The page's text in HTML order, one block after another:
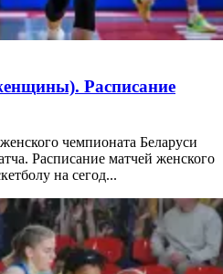
Расписание
чемпионата Беларуси
Расписание матчей женского
на сегод...